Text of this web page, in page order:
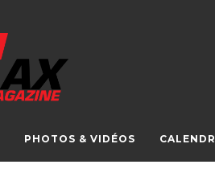
PHOTOS & VIDÉOS